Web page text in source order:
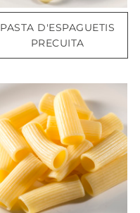
PASTA D'ESPAGUETIS
PRECUITA